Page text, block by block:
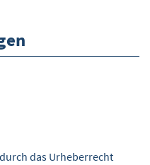
das Urheberrecht